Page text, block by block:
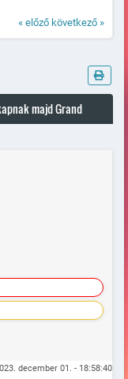
« előző következő »
majd Grand
96720
december 01. - 18:58:40